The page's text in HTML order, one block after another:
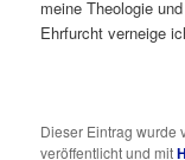
meine Theologie
Ehrfurcht verneige
Dieser Eintrag wurde
veröffentlicht und mit